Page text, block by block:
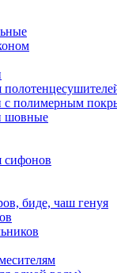
с полимерным
шовные
сифонов
биде, чаш генуя